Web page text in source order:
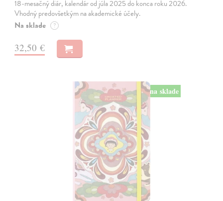
18-mesačný diár, kalendár od júla 2025 do konca roku 2026.
Vhodný predovšetkým na akademické účely.
Na sklade ?
32,50 €
na sklade